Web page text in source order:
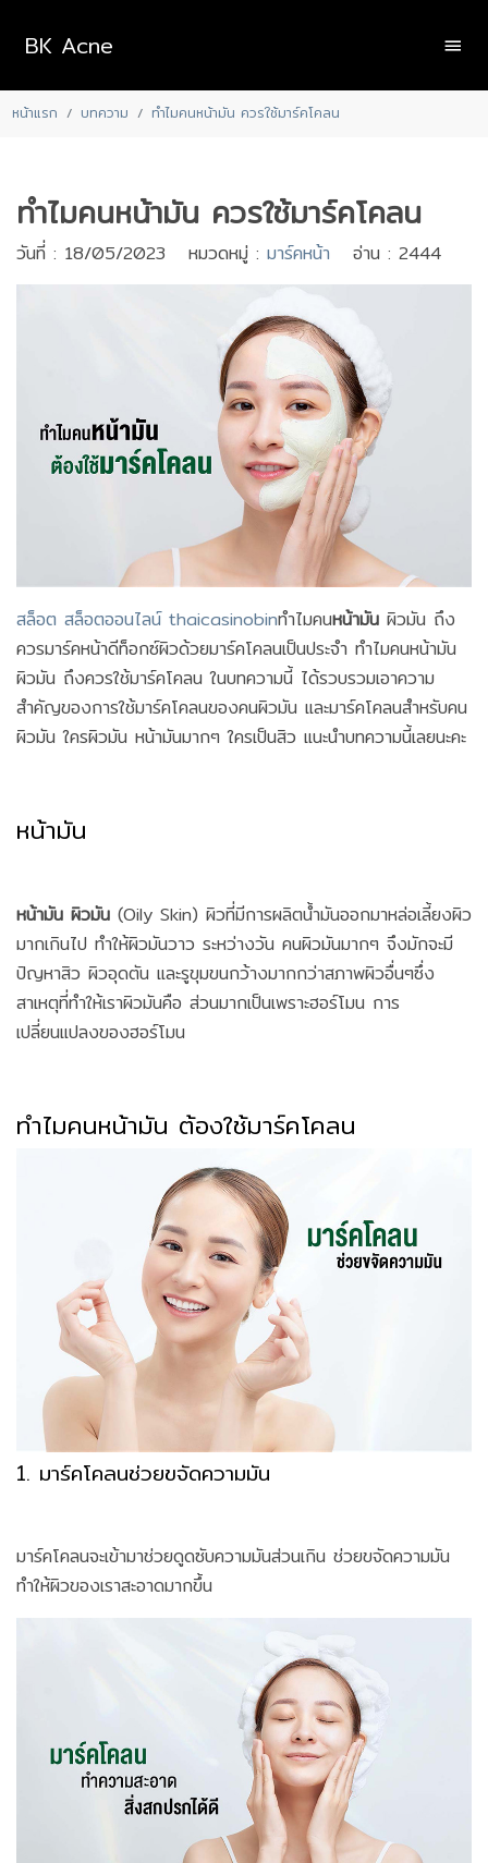
BK Acne
หน้าแรก บทความ ทำไมคนหน้ามัน ควรใช้มาร์คโคลน
ทำไมคนหน้ามัน ควรใช้มาร์คโคลน
วันที่ : 18/05/2023 หมวดหมู่ : มาร์คหน้า อ่าน : 2444
สล็อต สล็อตออนไลน์ thaicasinobinทำไมคนหน้ามัน ผิวมัน ถึง
ควรมาร์คหน้าดีท็อกซ์ผิวด้วยมาร์คโคลนเป็นประจำ ทำไมคนหน้ามัน
ผิวมัน ถึงควรใช้มาร์คโคลน ในบทความนี้ ได้รวบรวมเอาความ
สำคัญของการใช้มาร์คโคลนของคนผิวมัน และมาร์คโคลนสำหรับคน
ผิวมัน ใครผิวมัน หน้ามันมากๆ ใครเป็นสิว แนะนำบทความนี้เลยนะคะ
หน้ามัน
หน้ามัน ผิวมัน (Oily Skin) ผิวที่มีการผลิตน้ำมันออกมาหล่อเลี้ยงผิว
มากเกินไป ทำให้ผิวมันวาว ระหว่างวัน คนผิวมันมากๆ จึงมักจะมี
ปัญหาสิว ผิวอุดตัน และรูขุมขนกว้างมากกว่าสภาพผิวอื่นๆซึ่ง
สาเหตุที่ทำให้เราผิวมันคือ ส่วนมากเป็นเพราะฮอร์โมน การ
เปลี่ยนแปลงของฮอร์โมน
ทำไมคนหน้ามัน ต้องใช้มาร์คโคลน
1. มาร์คโคลนช่วยขจัดความมัน
มาร์คโคลนจะเข้ามาช่วยดูดซับความมันส่วนเกิน ช่วยขจัดความมัน
ทำให้ผิวของเราสะอาดมากขึ้น